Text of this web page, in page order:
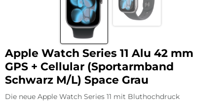
Apple Watch Series 11 Alu 42 mm
GPS + Cellular (Sportarmband
Schwarz M/L) Space Grau
Die neue Apple Watch Series 11 mit Bluthochdruck